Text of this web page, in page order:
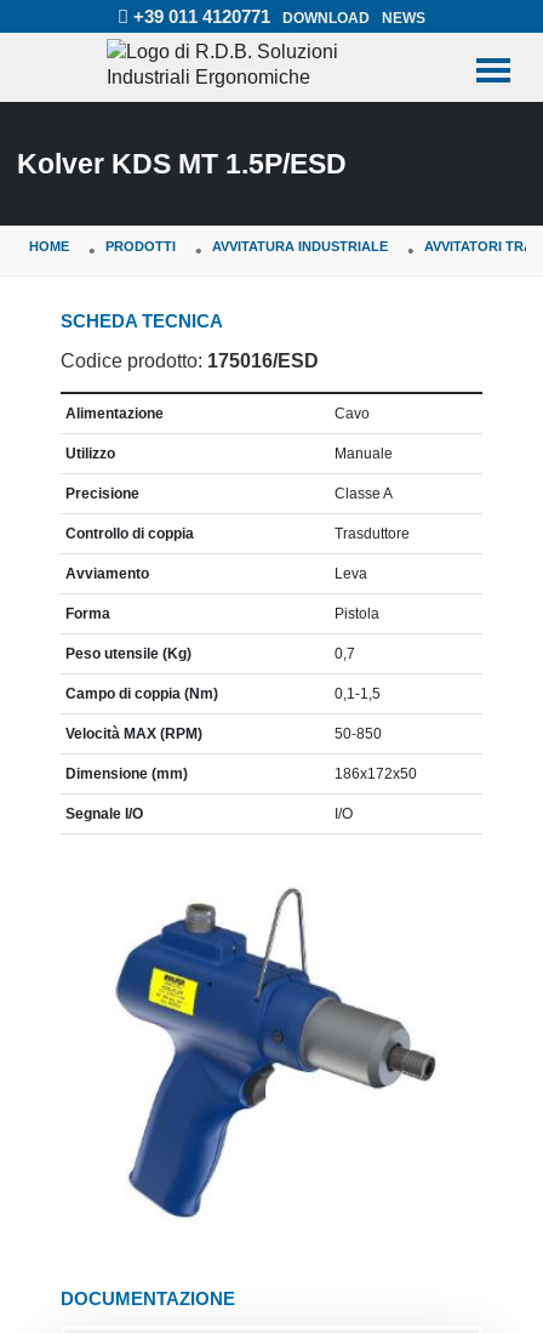
+39 011 4120771 DOWNLOAD NEWS
Kolver KDS MT 1.5P/ESD
HOME PRODOTTI AVVITATURA INDUSTRIALE AVVITATORI
SCHEDA TECNICA
Codice prodotto: 175016/ESD
CARATTERISTICA
Alimentazione Cavo
Utilizzo Manuale
Precisione Classe A
Controllo di coppia Trasduttore
Avviamento Leva
Forma Pistola
Peso utensile (Kg) 0,7
Campo di coppia (Nm) 0,1-1,5
Velocità MAX (RPM) 50-850
Dimensione (mm) 186x172x50
Segnale I/O I/O
DOCUMENTAZIONE